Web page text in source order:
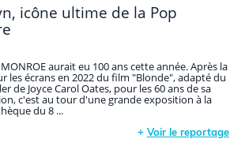
icône ultime de la Pop
aurait eu 100 ans cette année. Après la
les écrans en 2022 du film "Blonde", adapté du
de Joyce Carol Oates, pour les 60 ans de sa
c'est au tour d'une grande exposition à la
du 8 ...
+ Voir le reportage